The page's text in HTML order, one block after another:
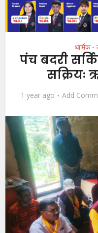
धार्मिक •
पंच बदरी
सक्रियः
1 year ago Add